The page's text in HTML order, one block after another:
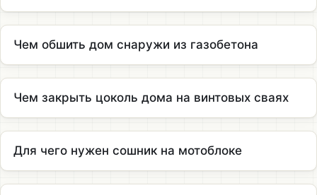
Чем обшить дом снаружи из газобетона
Чем закрыть цоколь дома на винтовых сваях
Для чего нужен сошник на мотоблоке